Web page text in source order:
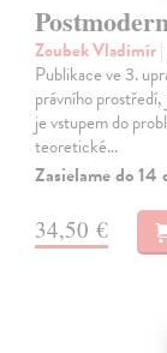
Zoubek Vladimír
Publikace ve 3.
právního
je vstupem do
teoretické…
Zasielame do 14
34,50 €